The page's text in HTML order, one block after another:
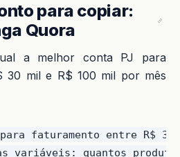
para copiar:
Quora
a melhor conta PJ para
30 mil e R$ 100 mil por mês
faturamento entre R$ 30
variáveis: quantos